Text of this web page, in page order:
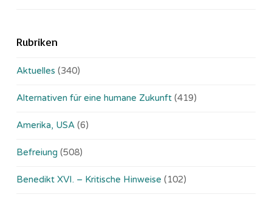
Rubriken
Aktuelles (340)
Alternativen für eine humane Zukunft (419)
Amerika, USA (6)
Befreiung (508)
Benedikt XVI. – Kritische Hinweise (102)